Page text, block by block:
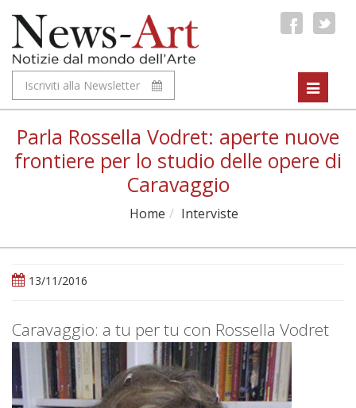
Iscriviti alla Newsletter
Toggle
Parla Rossella Vodret: aperte nuove
frontiere per lo studio delle opere di
Caravaggio
Home Interviste
13/11/2016
Caravaggio: a tu per tu con Rossella Vodret